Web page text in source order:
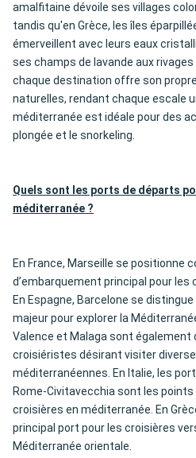
amalfitaine dévoile ses villages
tandis qu'en Grèce, les îles
émerveillent avec leurs eaux
ses champs de lavande aux rivages
chaque destination offre son
naturelles, rendant chaque escale
méditerranée est idéale pour des
plongée et le snorkeling.
Quels sont les ports de départs
méditerranée ?
En France, Marseille se positionne
d’embarquement principal pour les
En Espagne, Barcelone se
majeur pour explorer la
Valence et Malaga sont également
croisiéristes désirant visiter
méditerranéennes. En Italie, les
Rome-Civitavecchia sont les
croisières en méditerranée. En
principal port pour les croisières
Méditerranée orientale.